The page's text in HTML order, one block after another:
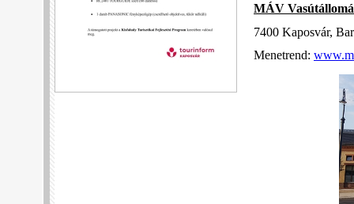
MÁV
7400 Kaposvár,
Menetrend: